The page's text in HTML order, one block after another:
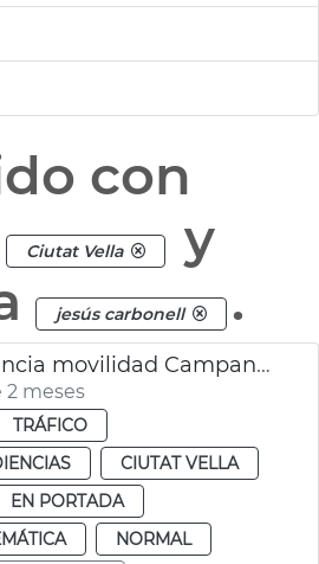
con
Ciutat Vella
y
jesús carbonell .
Zonas coexistencia movilidad Campanario y Ciutat Vella València
meses
TRÁFICO
CIUTAT VELLA
EN PORTADA
NORMAL